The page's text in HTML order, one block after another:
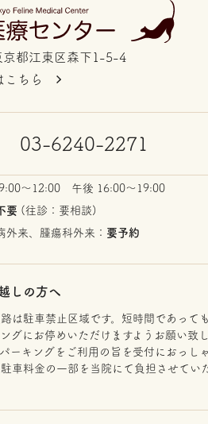
京都江東区森下1-5-4
こちら
03-6240-2271
〜12:00 午後 16:00〜19:00
要 (往診：要相談)
外来、腫瘍科外来： 要予約
しの方へ
は駐車禁止区域です。短時間であって
グにお停めいただけますようお願い致
ーキングをご利用の旨を受付におっし
車料金の一部を当院にて負担させてい